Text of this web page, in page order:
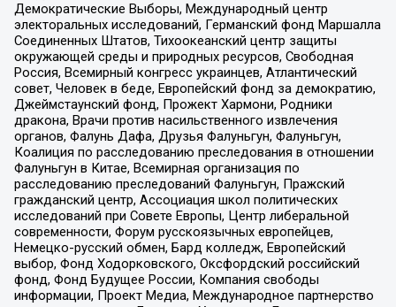
Демократические Выборы, Международный центр
электоральных исследований, Германский фонд Маршалла
Соединенных Штатов, Тихоокеанский центр защиты
окружающей среды и природных ресурсов, Свободная
Россия, Всемирный конгресс украинцев, Атлантический
совет, Человек в беде, Европейский фонд за демократию,
Джеймстаунский фонд, Прожект Хармони, Родники
дракона, Врачи против насильственного извлечения
органов, Фалунь Дафа, Друзья Фалуньгун, Фалуньгун,
Коалиция по расследованию преследования в отношении
Фалуньгун в Китае, Всемирная организация по
расследованию преследований Фалуньгун, Пражский
гражданский центр, Ассоциация школ политических
исследований при Совете Европы, Центр либеральной
современности, Форум русскоязычных европейцев,
Немецко-русский обмен, Бард колледж, Европейский
выбор, Фонд Ходорковского, Оксфордский российский
фонд, Фонд Будущее России, Компания свободы
информации, Проект Медиа, Международное партнерство